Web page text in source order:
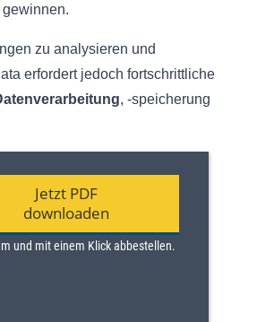
zu analysieren und
erfordert jedoch fortschrittliche
, -speicherung